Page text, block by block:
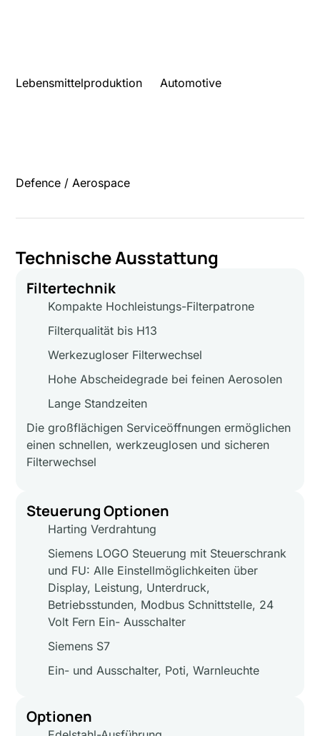
Lebensmittelproduktion Automotive
Defence / Aerospace
Technische Ausstattung
Filtertechnik
Kompakte Hochleistungs-Filterpatrone
Filterqualität bis H13
Werkezugloser Filterwechsel
Hohe Abscheidegrade bei feinen Aerosolen
Lange Standzeiten
Die großflächigen Serviceöffnungen ermöglichen
einen schnellen, werkzeuglosen und sicheren
Filterwechsel
Steuerung Optionen
Harting Verdrahtung
Siemens LOGO Steuerung mit Steuerschrank
und FU: Alle Einstellmöglichkeiten über
Display, Leistung, Unterdruck,
Betriebsstunden, Modbus Schnittstelle, 24
Volt Fern Ein- Ausschalter
Siemens S7
Ein- und Ausschalter, Poti, Warnleuchte
Optionen